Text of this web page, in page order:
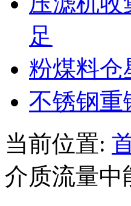
足
粉煤料仓
不锈钢重
当前位置:
介质流量中